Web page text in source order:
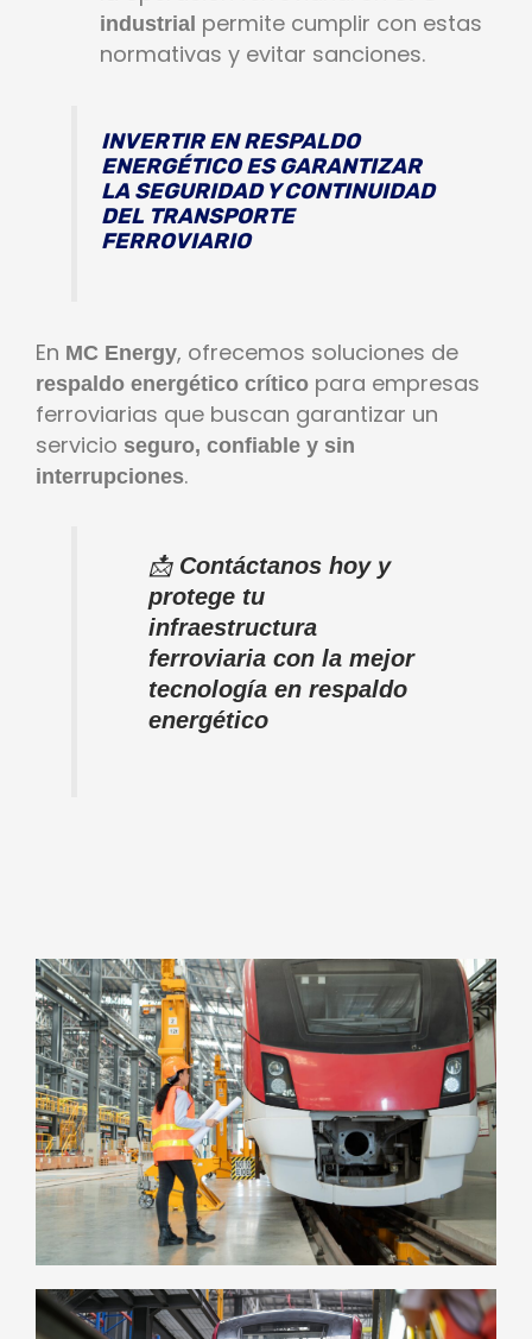
industrial permite cumplir con estas
normativas y evitar sanciones.
INVERTIR EN RESPALDO
ENERGÉTICO ES GARANTIZAR
LA SEGURIDAD Y CONTINUIDAD
DEL TRANSPORTE
FERROVIARIO
En MC Energy, ofrecemos soluciones de
respaldo energético crítico para empresas
ferroviarias que buscan garantizar un
servicio seguro, confiable y sin
interrupciones.
📩 Contáctanos hoy y
protege tu
infraestructura
ferroviaria con la mejor
tecnología en respaldo
energético